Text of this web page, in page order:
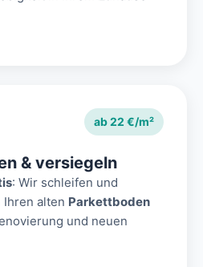
ab 22 €/m²
& versiegeln
: Wir schleifen und
alten Parkettboden
und neuen